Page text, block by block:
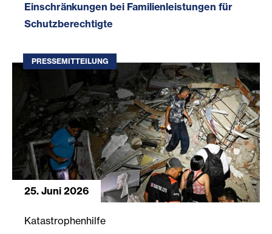
Einschränkungen bei Familienleistungen für
Schutzberechtigte
PRESSEMITTEILUNG
25. Juni 2026
Katastrophenhilfe